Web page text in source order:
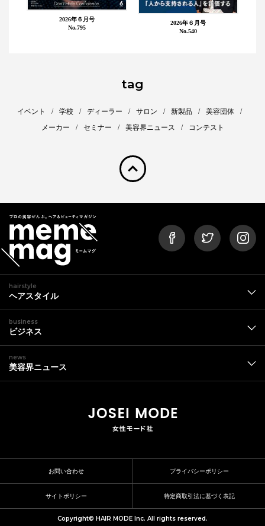
2026年６月号
No.795
2026年６月号
No.540
tag
イベント 学校 ディーラー サロン 新製品
美容団体
メーカー
セミナー 美容界ニュース コンテスト
pagetop
hairstyle
ヘアスタイル
business
ビジネス
news
美容界ニュース
お問い合わせ プライバシーポリシー
サイトポリシー 特定商取引法に基づく表記
Copyright© HAIR MODE Inc. All rights reserved.